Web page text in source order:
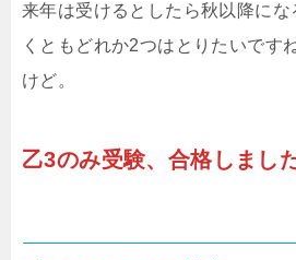
来年は受けるとしたら秋以降に
くともどれか2つはとりたいです
けど。
乙3のみ受験、合格しまし